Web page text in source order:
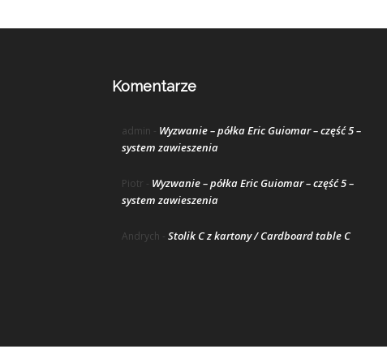
Komentarze
admin - Wyzwanie – półka Eric Guiomar – część 5 –
system zawieszenia
Piotr - Wyzwanie – półka Eric Guiomar – część 5 –
system zawieszenia
Andrych - Stolik C z kartony / Cardboard table C